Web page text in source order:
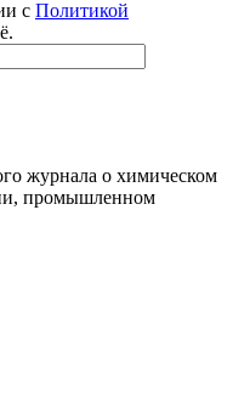
с Политикой
журнала о химическом
промышленном